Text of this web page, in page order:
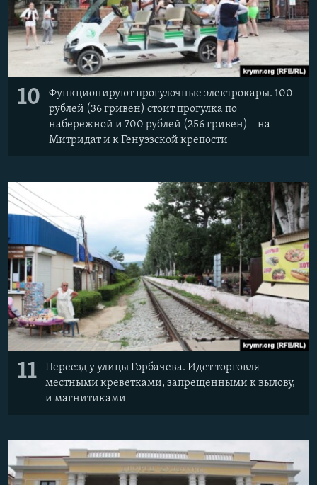
10
Функционируют прогулочные электрокары. 100
рублей (36 гривен) стоит прогулка по
набережной и 700 рублей (256 гривен) – на
Митридат и к Генуэзской крепости
11
Переезд у улицы Горбачева. Идет торговля
местными креветками, запрещенными к вылову,
и магнитиками